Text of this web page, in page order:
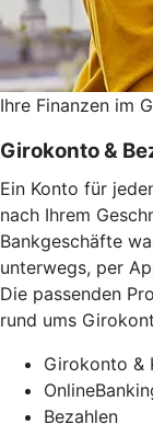
Ihre Finanzen im
Girokonto &
Ein Konto für
nach Ihrem
Bankgeschäfte
unterwegs, per
Die passenden
rund ums
Girokonto &
Bezahlen